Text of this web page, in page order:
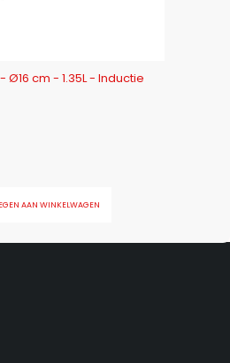
Ø16 cm - 1.35L - Inductie
AAN WINKELWAGEN